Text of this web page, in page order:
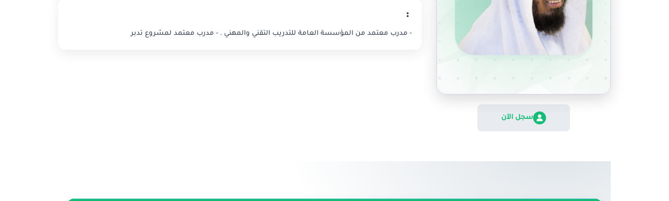
سجل الآن
:
- مدرب معتمد من المؤسسة العامة للتدريب التقني والمهني . - مدرب معتمد لمشروع تدبر